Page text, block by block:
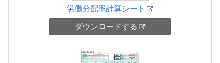
労働分配率計算シート
ダウンロードする